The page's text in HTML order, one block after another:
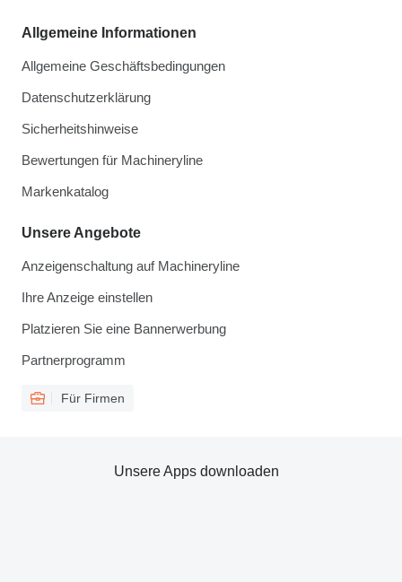
Allgemeine Informationen
Allgemeine Geschäftsbedingungen
Datenschutzerklärung
Sicherheitshinweise
Bewertungen für Machineryline
Markenkatalog
Unsere Angebote
Anzeigenschaltung auf Machineryline
Ihre Anzeige einstellen
Platzieren Sie eine Bannerwerbung
Partnerprogramm
Für Firmen
Unsere Apps downloaden